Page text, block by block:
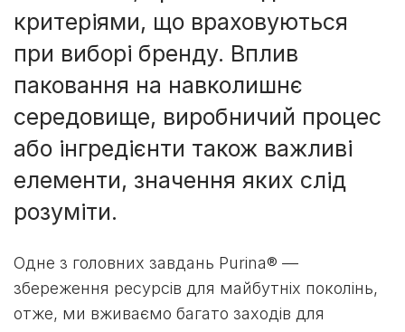
критеріями, що враховуються
при виборі бренду. Вплив
паковання на навколишнє
середовище, виробничий процес
або інгредієнти також важливі
елементи, значення яких слід
розуміти.
Одне з головних завдань Purina® —
збереження ресурсів для майбутніх поколінь,
отже, ми вживаємо багато заходів для